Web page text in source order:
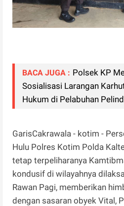
BACA JUGA : Polsek KP
Sosialisasi Larangan
Hukum di Pelabuhan
GarisCakrawala - kotim -
Hulu Polres Kotim Polda
tetap terpeliharanya
kondusif di wilayahnya
Rawan Pagi, memberikan
dengan sasaran obyek Vital,